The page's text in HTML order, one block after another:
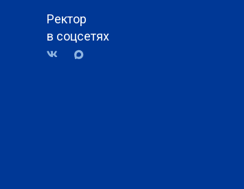
Ректор
в соцсетях